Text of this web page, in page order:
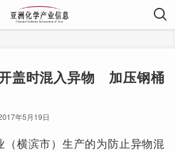
盖时混入异物 加压钢桶
年5月19日
横滨市）生产的为防止异物混